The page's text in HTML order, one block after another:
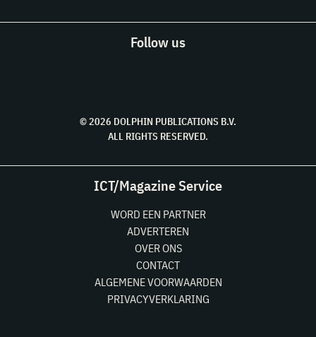
Follow us
© 2026 DOLPHIN PUBLICATIONS B.V.
ALL RIGHTS RESERVED.
ICT/Magazine Service
WORD EEN PARTNER
ADVERTEREN
OVER ONS
CONTACT
ALGEMENE VOORWAARDEN
PRIVACYVERKLARING